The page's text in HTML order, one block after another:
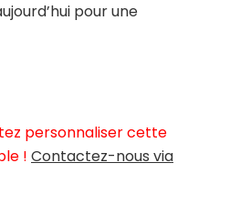
pour une
personnaliser cette
! Contactez-nous via